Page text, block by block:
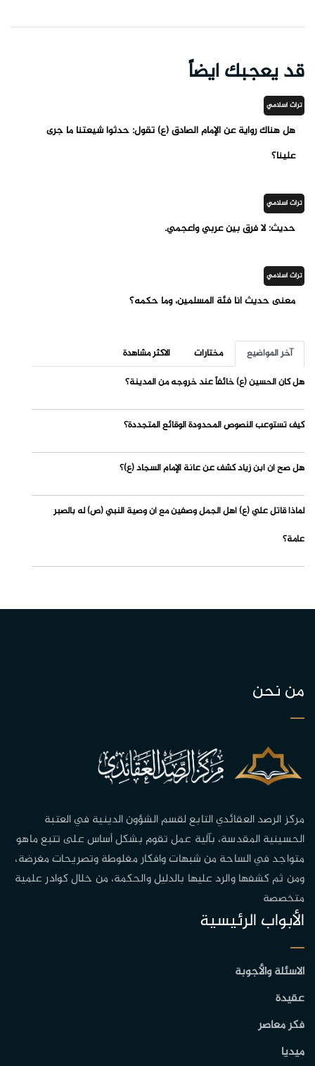
قد يعجبك ايضاً
تراث اسلامي
هل هناك رواية عن الإمام الصادق (ع) تقول: حدثوا شيعتنا ما جرى
علينا؟
تراث اسلامي
حديث: لا فرق بين عربي وأعجمي.
تراث اسلامي
معنى حديث أنا فئة المسلمين، وما حكمه؟
آخر المواضيع مختارات
الاكثر مشاهدة
هل كان الحسين (ع) خائفاً عند خروجه من المدينة؟
كيف تستوعب النصوص المحدودة الوقائع المتجددة؟
هل صح أن ابن زياد كشف عن عانة الإمام السجاد (ع)؟
لماذا قاتل علي (ع) أهل الجمل وصفين مع أن وصية النبي (ص) له بالصبر
عامة؟
من نحن
مركز الرصد العقائدي التابع لقسم الشؤون الدينية في العتبة
الحسينية المقدسة، بآلية عمل تقوم بشكل أساس على تتبع ماهو
متواجد في الساحة من شبهات وافكار مغلوطة وتصريحات مغرضة،
ومن ثم كشفها والرد عليها بالدليل والحكمة، من خلال كوادر علمية
متخصصة
الأبواب الرئيسية
الاسئلة والأجوبة
عقيدة
فكر معاصر
ميديا